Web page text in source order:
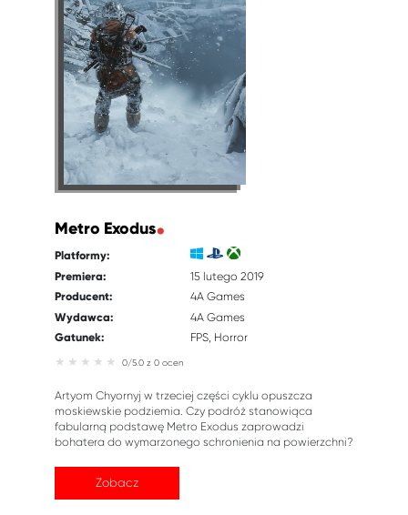
Metro Exodus
Platformy:
Premiera:
15 lutego 2019
Producent: 4A Games
Wydawca: 4A Games
Gatunek: FPS Horror
0/5.0 z 0 ocen
Artyom Chyornyj w trzeciej części cyklu opuszcza
moskiewskie podziemia. Czy podróż stanowiąca
fabularną podstawę Metro Exodus zaprowadzi
bohatera do wymarzonego schronienia na powierzchni?
Zobacz